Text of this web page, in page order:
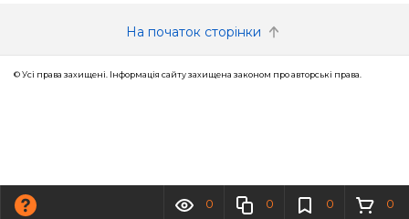
0 0 0 0
На початок сторінки
© Усі права захищені. Інформація сайту захищена законом про авторські права.